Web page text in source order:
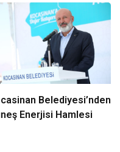
Belediyesi’nden
Enerjisi Hamlesi